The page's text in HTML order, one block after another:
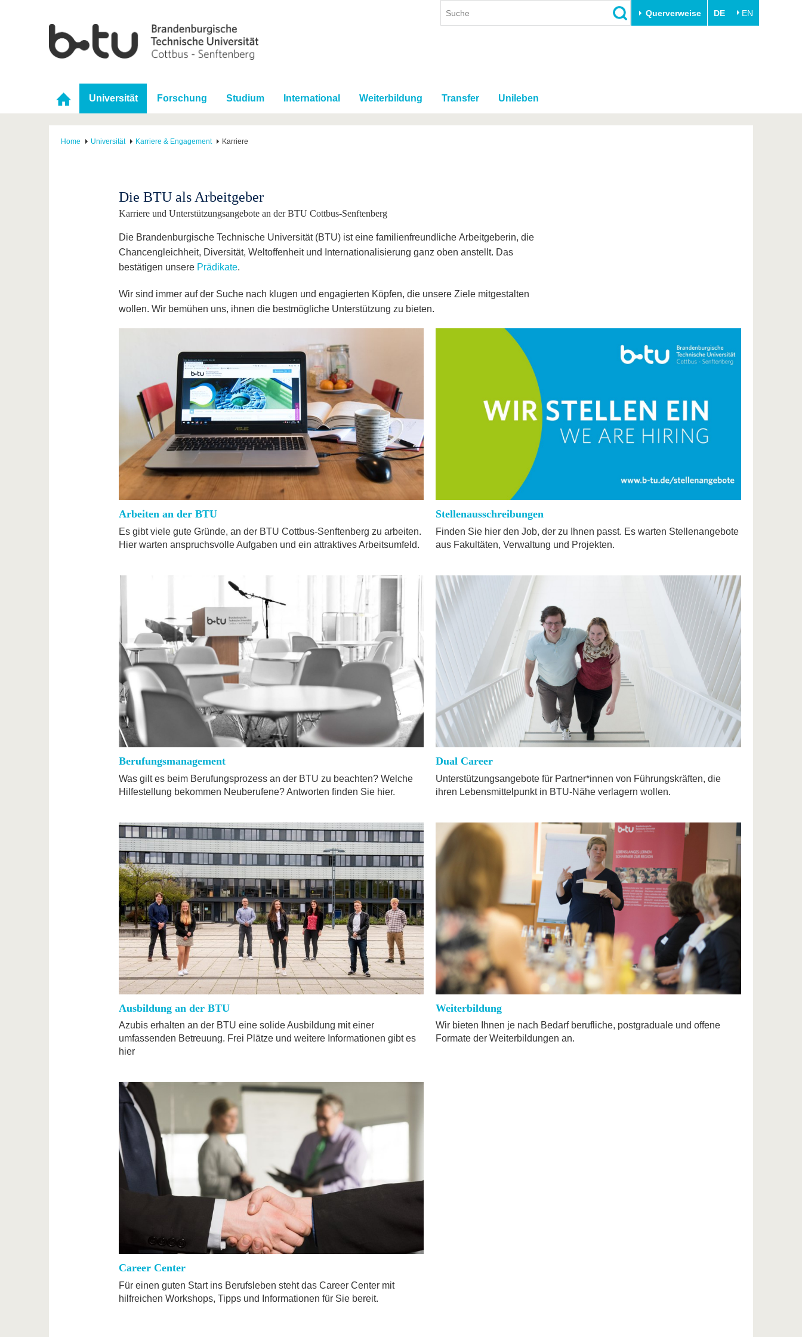
Querverweise DE EN
Universität Forschung Studium International Weiterbildung Transfer Unileben
Home Universität Karriere & Engagement Karriere
Die BTU als Arbeitgeber
Karriere und Unterstützungsangebote an der BTU Cottbus-Senftenberg
Die Brandenburgische Technische Universität (BTU) ist eine familienfreundliche Arbeitgeberin, die
Chancengleichheit, Diversität, Weltoffenheit und Internationalisierung ganz oben anstellt. Das
bestätigen unsere Prädikate.
Wir sind immer auf der Suche nach klugen und engagierten Köpfen, die unsere Ziele mitgestalten
wollen. Wir bemühen uns, ihnen die bestmögliche Unterstützung zu bieten.
Arbeiten an der BTU
Es gibt viele gute Gründe, an der BTU Cottbus-Senftenberg zu arbeiten.
Hier warten anspruchsvolle Aufgaben und ein attraktives Arbeitsumfeld.
Stellenausschreibungen
Finden Sie hier den Job, der zu Ihnen passt. Es warten Stellenangebote
aus Fakultäten, Verwaltung und Projekten.
Berufungsmanagement
Was gilt es beim Berufungsprozess an der BTU zu beachten? Welche
Hilfestellung bekommen Neuberufene? Antworten finden Sie hier.
Dual Career
Unterstützungsangebote für Partner*innen von Führungskräften, die
ihren Lebensmittelpunkt in BTU-Nähe verlagern wollen.
Ausbildung an der BTU
Azubis erhalten an der BTU eine solide Ausbildung mit einer
umfassenden Betreuung. Frei Plätze und weitere Informationen gibt es
hier
Weiterbildung
Wir bieten Ihnen je nach Bedarf berufliche, postgraduale und offene
Formate der Weiterbildungen an.
Career Center
Für einen guten Start ins Berufsleben steht das Career Center mit
hilfreichen Workshops, Tipps und Informationen für Sie bereit.